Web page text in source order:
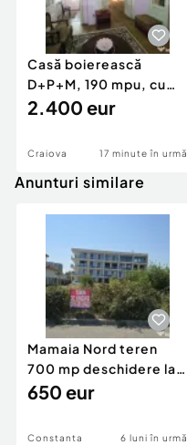
Casă boierească
D+P+M, 190 mpu, cu
destinație medicală
2.400 eur
Craiova 17 minute în urmă
Anunturi similare
Mamaia Nord teren
700 mp deschidere la
D24 si D25
650 eur
Constanta 6 luni în urmă